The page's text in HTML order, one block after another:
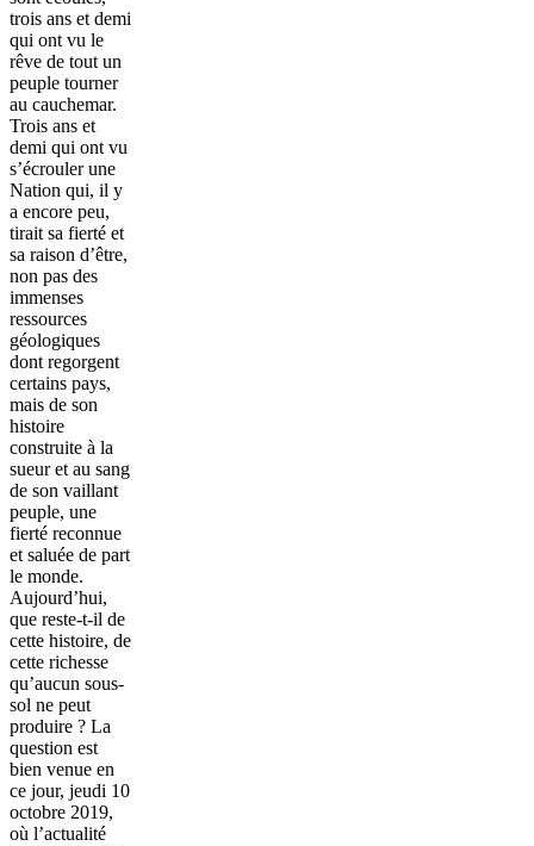
trois ans et demi
qui ont vu le
rêve de tout un
peuple tourner
au cauchemar.
Trois ans et
demi qui ont vu
s’écrouler une
Nation qui, il y
a encore peu,
tirait sa fierté et
sa raison d’être,
non pas des
immenses
ressources
géologiques
dont regorgent
certains pays,
mais de son
histoire
construite à la
sueur et au sang
de son vaillant
peuple, une
fierté reconnue
et saluée de part
le monde.
Aujourd’hui,
que reste-t-il de
cette histoire, de
cette richesse
qu’aucun sous-
sol ne peut
produire ? La
question est
bien venue en
ce jour, jeudi 10
octobre 2019,
où l’actualité